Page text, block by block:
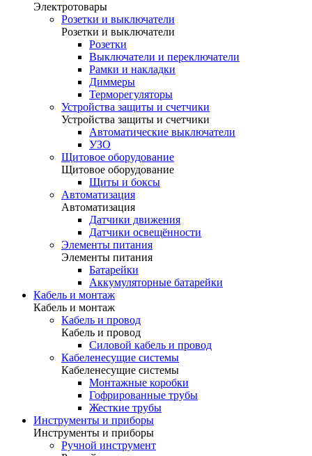
Электротовары
Розетки и выключатели
Розетки и выключатели
Розетки
Выключатели и переключатели
Рамки и накладки
Диммеры
Терморегуляторы
Устройства защиты и счетчики
Устройства защиты и счетчики
Автоматические выключатели
УЗО
Щитовое оборудование
Щитовое оборудование
Щиты и боксы
Автоматизация
Автоматизация
Датчики движения
Датчики освещённости
Элементы питания
Элементы питания
Батарейки
Аккумуляторные батарейки
Кабель и монтаж
Кабель и монтаж
Кабель и провод
Кабель и провод
Силовой кабель и провод
Кабеленесущие системы
Кабеленесущие системы
Монтажные коробки
Гофрированные трубы
Жесткие трубы
Инструменты и приборы
Инструменты и приборы
Ручной инструмент